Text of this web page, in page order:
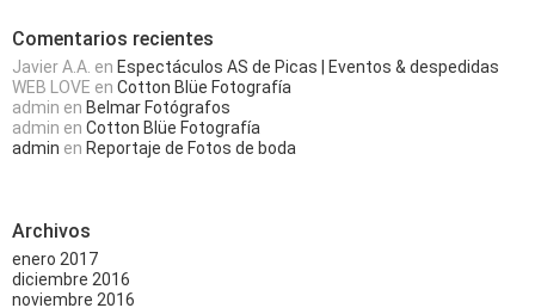
Comentarios recientes
Javier A.A. en Espectáculos AS de Picas | Eventos & despedidas
WEB LOVE en Cotton Blüe Fotografía
admin en Belmar Fotógrafos
admin en Cotton Blüe Fotografía
admin en Reportaje de Fotos de boda
Archivos
enero 2017
diciembre 2016
noviembre 2016